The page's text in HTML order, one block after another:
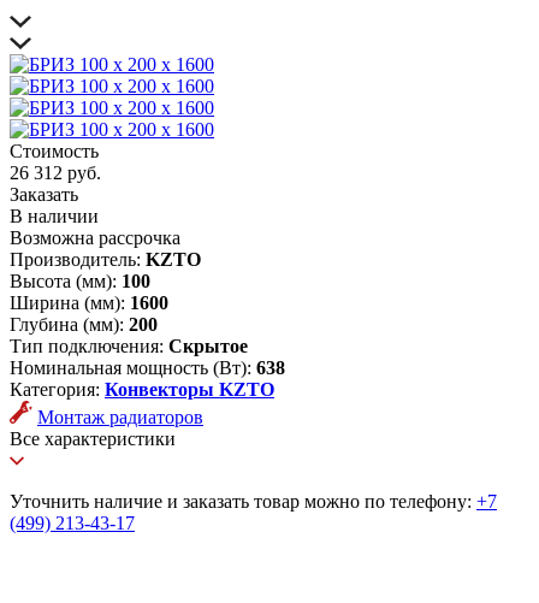
Стоимость
26 312 руб.
Заказать
В наличии
Возможна рассрочка
Производитель: KZTO
Высота (мм): 100
Ширина (мм): 1600
Глубина (мм): 200
Тип подключения: Скрытое
Номинальная мощность (Вт): 638
Категория: Конвекторы KZTO
Монтаж радиаторов
Все характеристики
Уточнить наличие и заказать товар можно по телефону: +7
(499) 213-43-17